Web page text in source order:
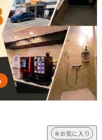
お気に入り